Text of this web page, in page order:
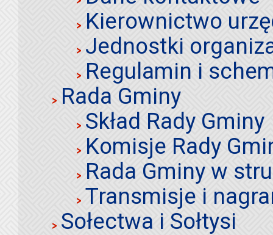
Kierownictwo
Jednostki
Regulamin i
Rada Gminy
Skład Rady Gminy
Komisje Rady
Rada Gminy w
Transmisje i
Sołectwa i Sołtysi